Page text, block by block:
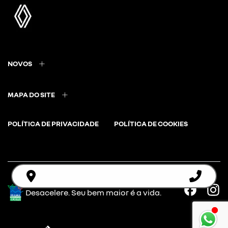
NOVOS
MAPA DO SITE
POLÍTICA DE PRIVACIDADE POLÍTICA DE COOKIES
Desacelere. Seu bem maior é a vida.